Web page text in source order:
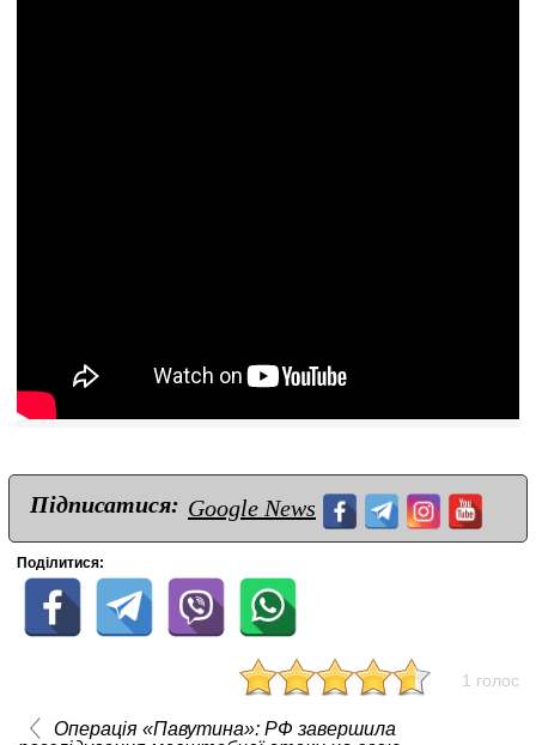
Підписатися: Google News
Поділитися:
1 голос
Операція «Павутина»: РФ завершила